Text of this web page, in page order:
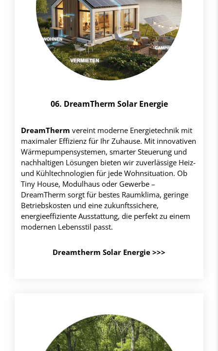
06. DreamTherm Solar Energie
DreamTherm vereint moderne Energietechnik mit
maximaler Effizienz für Ihr Zuhause. Mit innovativen
Wärmepumpensystemen, smarter Steuerung und
nachhaltigen Lösungen bieten wir zuverlässige Heiz-
und Kühltechnologien für jede Wohnsituation. Ob
Tiny House, Modulhaus oder Gewerbe –
DreamTherm sorgt für bestes Raumklima, geringe
Betriebskosten und eine zukunftssichere,
energieeffiziente Ausstattung, die perfekt zu einem
modernen Lebensstil passt.
Dreamtherm Solar Energie >>>